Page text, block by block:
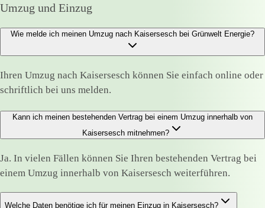
Umzug und Einzug
Wie melde ich meinen Umzug nach Kaisersesch bei Grünwelt Energie?
Ihren Umzug nach Kaisersesch können Sie einfach online oder
schriftlich bei uns melden.
Kann ich meinen bestehenden Vertrag bei einem Umzug innerhalb von
Kaisersesch mitnehmen?
Ja. In vielen Fällen können Sie Ihren bestehenden Vertrag bei
einem Umzug innerhalb von Kaisersesch weiterführen.
Welche Daten benötige ich für meinen Einzug in Kaisersesch?